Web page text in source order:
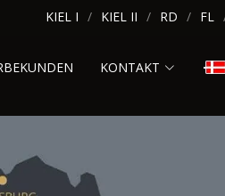
KIEL I KIEL II RD FL
KONTAKT